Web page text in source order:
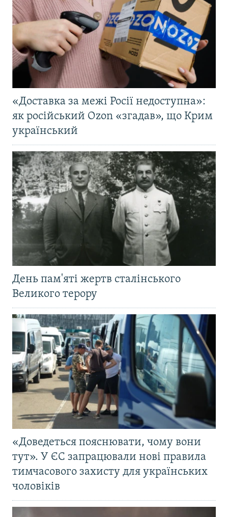
«Доставка за межі Росії недоступна»:
як російський Ozon «згадав», що Крим
український
День пам'яті жертв сталінського
Великого терору
«Доведеться пояснювати, чому вони
тут». У ЄС запрацювали нові правила
тимчасового захисту для українських
чоловіків